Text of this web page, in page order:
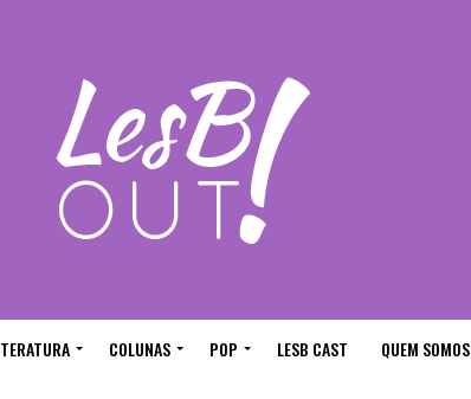
COLUNAS POP LESB CAST QUEM SOMOS